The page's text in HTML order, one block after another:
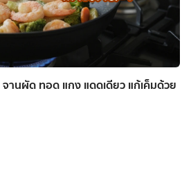
านผัด ทอด แกง แดดเดียว แก้เค็มด้วย